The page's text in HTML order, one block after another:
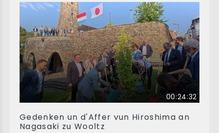
00:24:32
Gedenken un d'Affer vun Hiroshima an
Nagasaki zu Wooltz